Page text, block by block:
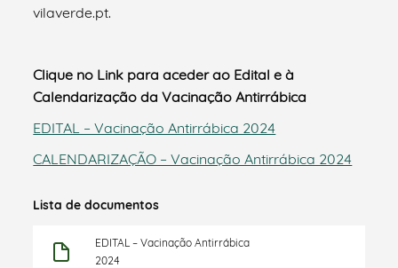
vilaverde.pt.
Clique no Link para aceder ao Edital e à
Calendarização da Vacinação Antirrábica
EDITAL – Vacinação Antirrábica 2024
CALENDARIZAÇÃO – Vacinação Antirrábica 2024
Lista de documentos
EDITAL – Vacinação Antirrábica
2024